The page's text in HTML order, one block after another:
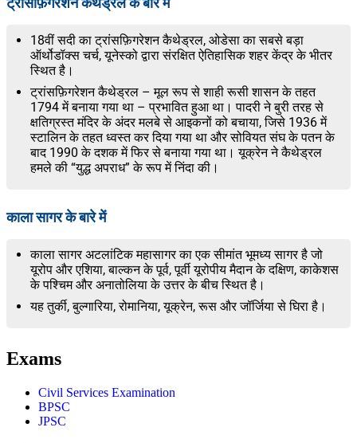
18वीं सदी का ट्रांसफ़िगरेशन कैथेड्रल, ओडेसा का सबसे बड़ा
ऑर्थोडॉक्स चर्च, यूनेस्को द्वारा संरक्षित ऐतिहासिक शहर केंद्र के भीतर
स्थित है।
ट्रांसफ़िगरेशन कैथेड्रल – मूल रूप से शाही रूसी शासन के तहत
1794 में बनाया गया था – प्रभावित हुआ था। पादरी ने बुरी तरह से
क्षतिग्रस्त मंदिर के अंदर मलबे से आइकनों को बचाया, जिसे 1936 में
स्टालिन के तहत ध्वस्त कर दिया गया था और सोवियत संघ के पतन के
बाद 1990 के दशक में फिर से बनाया गया था। यूक्रेन ने कैथेड्रल
हमले की “युद्ध अपराध” के रूप में निंदा की।
काला सागर के बारे में
काला सागर अटलांटिक महासागर का एक सीमांत भूमध्य सागर है जो
यूरोप और एशिया, बाल्कन के पूर्व, पूर्वी यूरोपीय मैदान के दक्षिण, काकेशस
के पश्चिम और अनातोलिया के उत्तर के बीच स्थित है।
यह तुर्की, बुल्गारिया, रोमानिया, यूक्रेन, रूस और जॉर्जिया से घिरा है।
Exams
Civil Services Examination
BPSC
JPSC